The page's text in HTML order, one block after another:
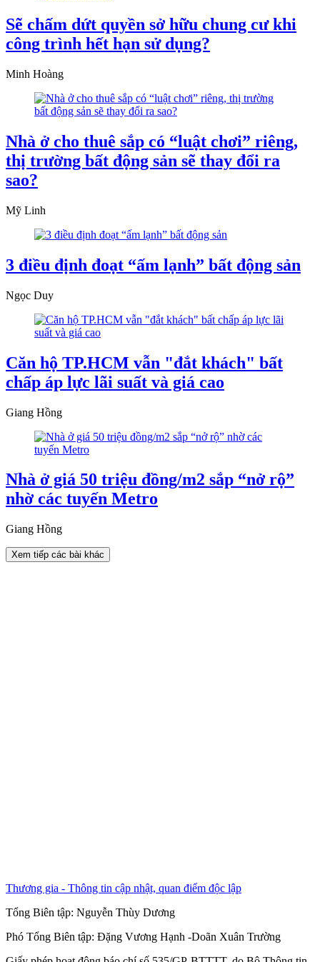
Sẽ chấm dứt quyền sở hữu chung cư khi
công trình hết hạn sử dụng?
Minh Hoàng
Nhà ở cho thuê sắp có “luật chơi” riêng,
thị trường bất động sản sẽ thay đổi ra
sao?
Mỹ Linh
3 điều định đoạt “ấm lạnh” bất động sản
Ngọc Duy
Căn hộ TP.HCM vẫn "đắt khách" bất
chấp áp lực lãi suất và giá cao
Giang Hồng
Nhà ở giá 50 triệu đồng/m2 sắp “nở rộ”
nhờ các tuyến Metro
Giang Hồng
Xem tiếp các bài khác
Thương gia - Thông tin cập nhật, quan điểm độc lập
Tổng Biên tập: Nguyễn Thùy Dương
Phó Tổng Biên tập: Đặng Vương Hạnh -Doãn Xuân Trường